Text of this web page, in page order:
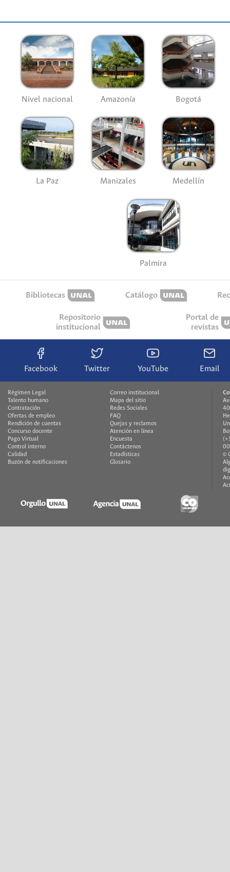
Nivel nacional Amazonía Bogotá
La Paz Manizales Medellín
Palmira
Bibliotecas Catálogo
Repositorio
institucional
Portal de
revistas
Facebook Twitter YouTube Email
Régimen Legal
Talento humano
Contratación
Ofertas de empleo
Rendición de cuentas
Concurso docente
Pago Virtual
Control interno
Calidad
Buzón de notificaciones
Correo institucional
Mapa del sitio
Redes Sociales
FAQ
Quejas y reclamos
Atención en línea
Encuesta
Contáctenos
Estadísticas
Glosario
©